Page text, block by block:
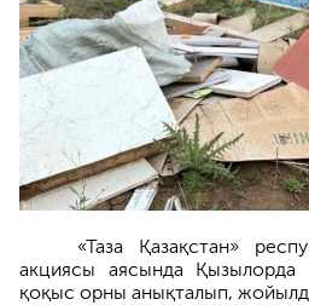
«Таза Қазақстан»
акциясы аясында
қоқыс орны анықталып,